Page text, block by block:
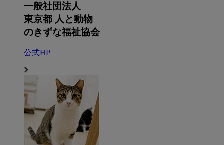
一般社団法人
東京都 人と動物
のきずな福祉協会
公式HP